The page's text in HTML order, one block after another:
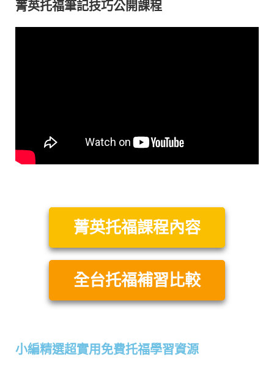
菁英托福筆記技巧公開課程
菁英托福課程內容
全台托福補習比較
小編精選超實用免費托福學習資源